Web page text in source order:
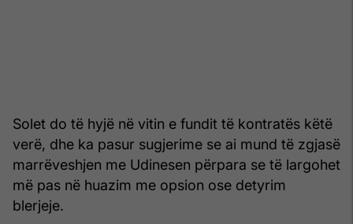
Solet do të hyjë në vitin e fundit të kontratës këtë
verë, dhe ka pasur sugjerime se ai mund të zgjasë
marrëveshjen me Udinesen përpara se të largohet
më pas në huazim me opsion ose detyrim
blerjeje.